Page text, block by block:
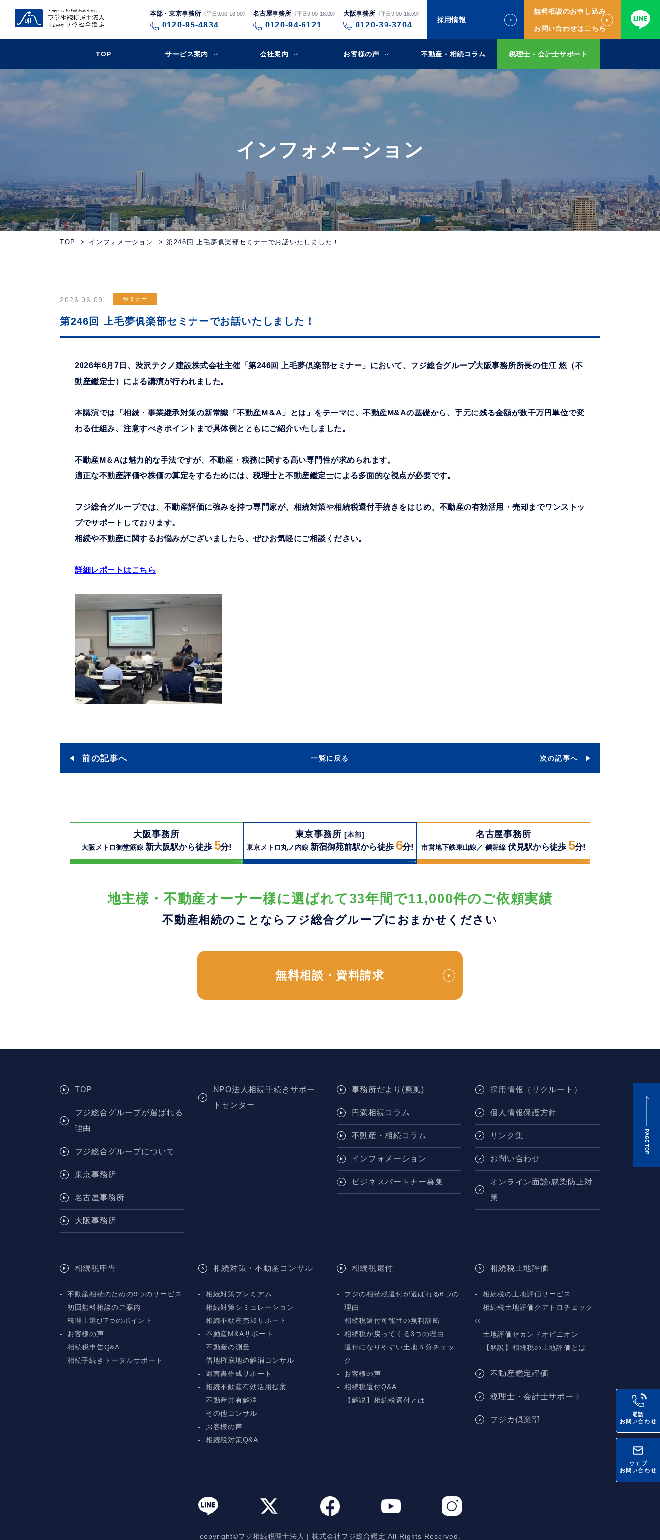
本部・東京事務所《平日9:00-18:00》
0120-95-4834
名古屋事務所《平日9:00-18:00》
0120-94-6121
大阪事務所《平日9:00-18:00》
0120-39-3704
採用情報
無料相談のお申し込み
お問い合わせはこちら
TOP サービス案内 会社案内 お客様の声 不動産・相続コラム 税理士・会計士サポート
インフォメーション
TOP インフォメーション 第246回 上毛夢俱楽部セミナーでお話いたしました！
2026.06.09 セミナー
第246回 上毛夢俱楽部セミナーでお話いたしました！
2026年6月7日、渋沢テクノ建設株式会社主催「第246回 上毛夢倶楽部セミナー」において、フジ総合グループ大阪事務所所長の住江 悠（不
動産鑑定士）による講演が行われました。
本講演では「相続・事業継承対策の新常識「不動産M＆A」とは」をテーマに、不動産M&Aの基礎から、手元に残る金額が数千万円単位で変
わる仕組み、注意すべきポイントまで具体例とともにご紹介いたしました。
不動産M＆Aは魅力的な手法ですが、不動産・税務に関する高い専門性が求められます。
適正な不動産評価や株価の算定をするためには、税理士と不動産鑑定士による多面的な視点が必要です。
フジ総合グループでは、不動産評価に強みを持つ専門家が、相続対策や相続税還付手続きをはじめ、不動産の有効活用・売却までワンストッ
プでサポートしております。
相続や不動産に関するお悩みがございましたら、ぜひお気軽にご相談ください。
詳細レポートはこちら
前の記事へ 一覧に戻る 次の記事へ
大阪事務所
大阪メトロ御堂筋線 新大阪駅から徒歩 5分!
東京事務所[本部]
東京メトロ丸ノ内線 新宿御苑前駅から徒歩 6分!
名古屋事務所
市営地下鉄東山線／ 鶴舞線 伏見駅から徒歩 5分!
地主様・不動産オーナー様に選ばれて33年間で11,000件のご依頼実績
不動産相続のことならフジ総合グループに おまかせください
無料相談・資料請求
電話
お問い合わせ
ウェブ
お問い合わせ
TOP
フジ総合グループが選ばれる
理由
フジ総合グループについて
東京事務所
名古屋事務所
大阪事務所
NPO法人相続手続きサポー
トセンター
事務所だより(爽風)
円満相続コラム
不動産・相続コラム
インフォメーション
ビジネスパートナー募集
採用情報（リクルート）
個人情報保護方針
リンク集
お問い合わせ
オンライン面談/感染防止対
策
相続税申告
不動産相続のための9つのサービス
初回無料相談のご案内
税理士選び7つのポイント
お客様の声
相続税申告Q&A
相続手続きトータルサポート
相続対策・不動産コンサル
相続対策プレミアム
相続対策シミュレーション
相続不動産売却サポート
不動産M&Aサポート
不動産の測量
借地権底地の解消コンサル
遺言書作成サポート
相続不動産有効活用提案
不動産共有解消
その他コンサル
お客様の声
相続税対策Q&A
相続税還付
フジの相続税還付が選ばれる6つの
理由
相続税還付可能性の無料診断
相続税が戻ってくる3つの理由
還付になりやすい土地５分チェッ
ク
お客様の声
相続税還付Q&A
【解説】相続税還付とは
相続税土地評価
相続税の土地評価サービス
相続税土地評価クアトロチェック
®
土地評価セカンドオピニオン
【解説】相続税の土地評価とは
不動産鑑定評価
税理士・会計士サポート
フジカ倶楽部
copyright©フジ相続税理士法人 | 株式会社フジ総合鑑定 All Rights Reserved.